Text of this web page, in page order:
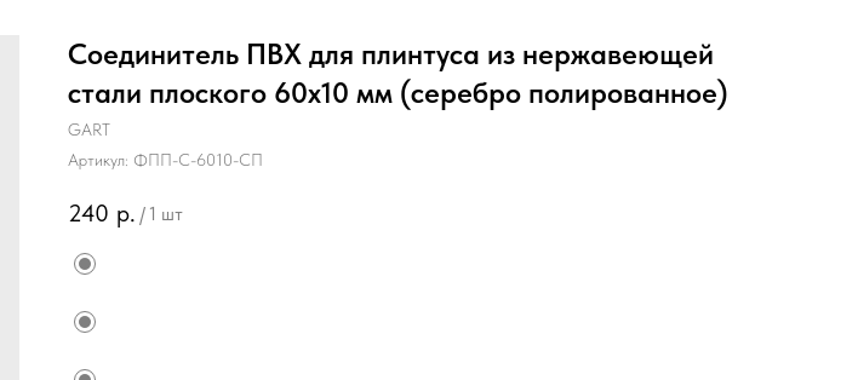
Соединитель ПВХ для плинтуса из нержавеющей
стали плоского 60х10 мм (серебро полированное)
GART
Артикул: ФПП-С-6010-СП
240 р. / 1 шт